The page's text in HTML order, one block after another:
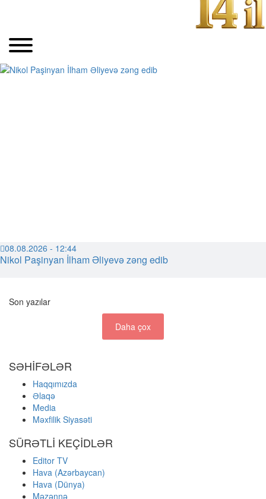
08.08.2026 - 12:44
Nikol Paşinyan İlham Əliyevə zəng edib
Son yazılar
Daha çox
SƏHİFƏLƏR
Haqqımızda
Əlaqə
Media
Məxfilik Siyasəti
SÜRƏTLİ KEÇİDLƏR
Editor TV
Hava (Azərbaycan)
Hava (Dünya)
Məzənnə